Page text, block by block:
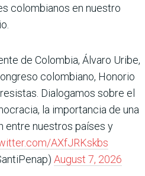
colombianos en nuestro
de Colombia, Álvaro Uribe,
colombiano, Honorio
Dialogamos sobre el
la importancia de una
entre nuestros países y
AXfJRKskbs
August 7, 2026